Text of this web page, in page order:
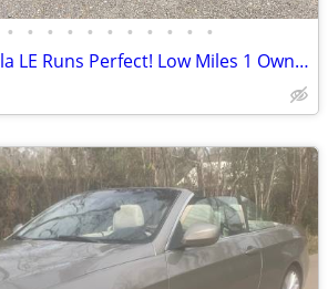
• • • • • • • • • • •
2007 Toyota Corolla LE Runs Perfect! Low Miles 1 Owner! RARE! Mint!!